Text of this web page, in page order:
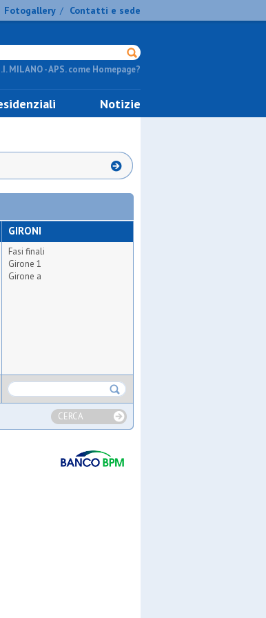
Fotogallery / Contatti e sede
MILANO - APS. come Homepage?
Notizie
GIRONI
Fasi finali
Girone 1
Girone a
CERCA